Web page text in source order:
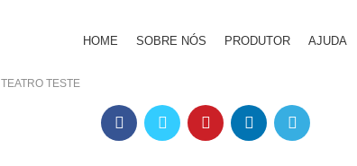
HOME SOBRE NÓS PRODUTOR AJUDA
TEATRO TESTE